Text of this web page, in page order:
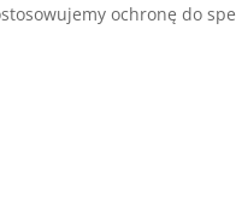
ochronę do